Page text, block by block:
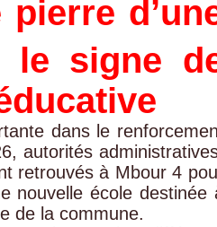
le signe
dans le
autorités
retrouvés à Mbour 4
nouvelle école destinée
de la commune.